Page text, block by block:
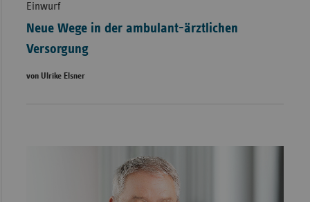
Einwurf
Neue Wege in der ambulant-ärztlichen
Versorgung
von Ulrike Elsner